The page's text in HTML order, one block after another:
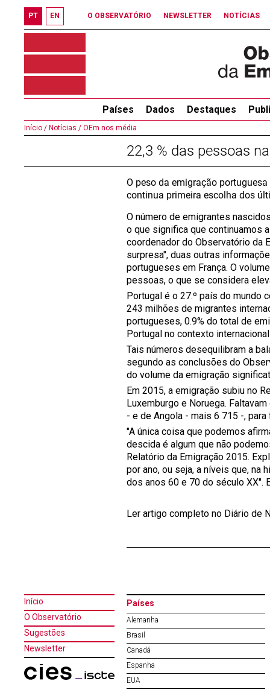
PT EN O OBSERVATÓRIO NEWSLETTER NOTÍCIAS
Países Dados Destaques
Início / Notícias / OEm nos média
22,3 % das pessoas
O peso da emigração
continua primeira escolha dos
O número de emigrantes
o que significa que continuamos
coordenador do Observatório da
surpresa", duas outras
portugueses em França. O
pessoas, o que se considera
Portugal é o 27.º país do mundo
243 milhões de migrantes
portugueses, 0.9% do total de
Portugal no contexto internacional
Tais números desequilibram a
segundo as conclusões do
do volume da emigração
Em 2015, a emigração subiu no
Luxemburgo e Noruega.
- e de Angola - mais 6 715 -,
"A única coisa que podemos
descida é algum que não
Relatório da Emigração 2015.
por ano, ou seja, a níveis que,
dos anos 60 e 70 do século XX".
Ler artigo completo no Diário de
Início
O Observatório
Sugestões
Newsletter
Países
Alemanha
Brasil
Canadá
Espanha
EUA